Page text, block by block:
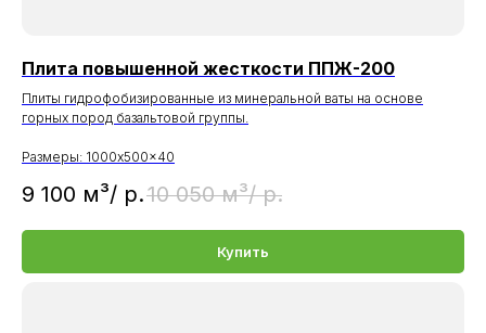
Плита повышенной жесткости ППЖ-200
Плиты гидрофобизированные из минеральной ваты на основе
горных пород базальтовой группы.
Размеры: 1000x500x40
9 100 м³/ р.10 050 м³/ р.
Купить